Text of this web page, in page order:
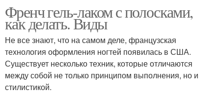
Френч гель-лаком с полосками,
как делать. Виды
Не все знают, что на самом деле, французская
технология оформления ногтей появилась в США.
Существует несколько техник, которые отличаются
между собой не только принципом выполнения, но и
стилистикой.